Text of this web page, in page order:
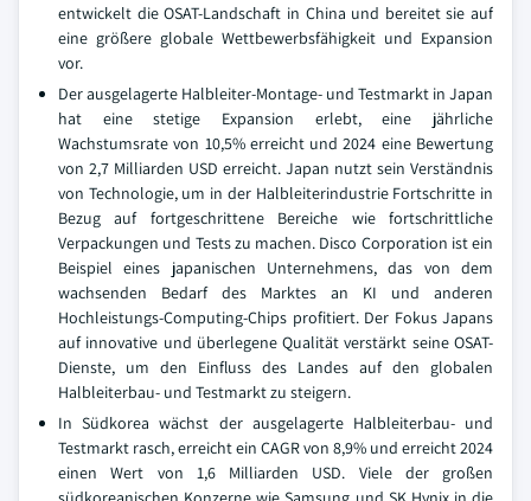
entwickelt die OSAT-Landschaft in China und bereitet sie auf
eine größere globale Wettbewerbsfähigkeit und Expansion
vor.
Der ausgelagerte Halbleiter-Montage- und Testmarkt in Japan
hat eine stetige Expansion erlebt, eine jährliche
Wachstumsrate von 10,5% erreicht und 2024 eine Bewertung
von 2,7 Milliarden USD erreicht. Japan nutzt sein Verständnis
von Technologie, um in der Halbleiterindustrie Fortschritte in
Bezug auf fortgeschrittene Bereiche wie fortschrittliche
Verpackungen und Tests zu machen. Disco Corporation ist ein
Beispiel eines japanischen Unternehmens, das von dem
wachsenden Bedarf des Marktes an KI und anderen
Hochleistungs-Computing-Chips profitiert. Der Fokus Japans
auf innovative und überlegene Qualität verstärkt seine OSAT-
Dienste, um den Einfluss des Landes auf den globalen
Halbleiterbau- und Testmarkt zu steigern.
In Südkorea wächst der ausgelagerte Halbleiterbau- und
Testmarkt rasch, erreicht ein CAGR von 8,9% und erreicht 2024
einen Wert von 1,6 Milliarden USD. Viele der großen